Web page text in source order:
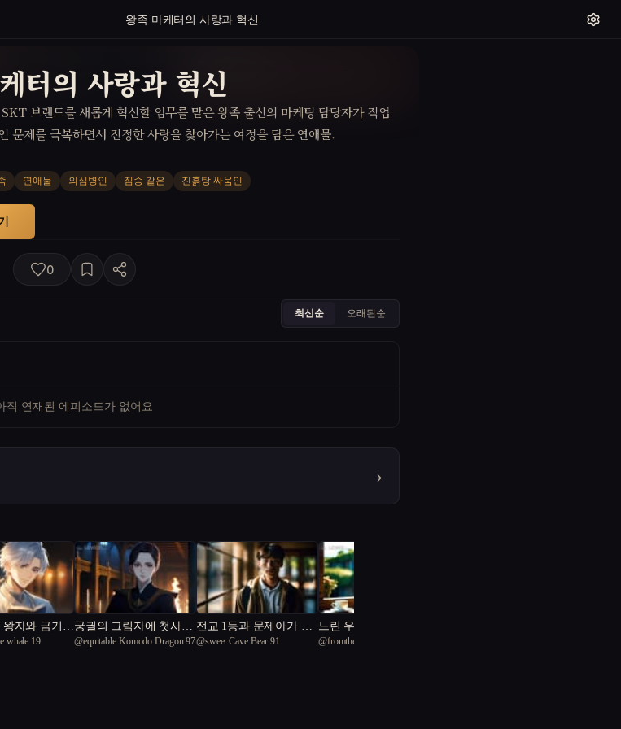
왕족 마케터의 사랑과 혁신
터의 사랑과 혁신
브랜드를 새롭게 혁신할 임무를 맡은 왕족 출신의 마케팅 담당자가 직업
문제를 극복하면서 진정한 사랑을 찾아가는 여정을 담은 연애물.
연애물 의심병인 짐승 같은 진흙탕 싸움인
0
최신순 오래된순
직 연재된 에피소드가 없어요
›
왕자와 금기를
스
whale 19
궁궐의 그림자에 첫사랑
이 숨었다
@equitable Komodo Dragon 97
전교 1등과 문제아가 친
구가 됐다
@sweet Cave Bear 91
느린 우체통
@fromthemoonzy